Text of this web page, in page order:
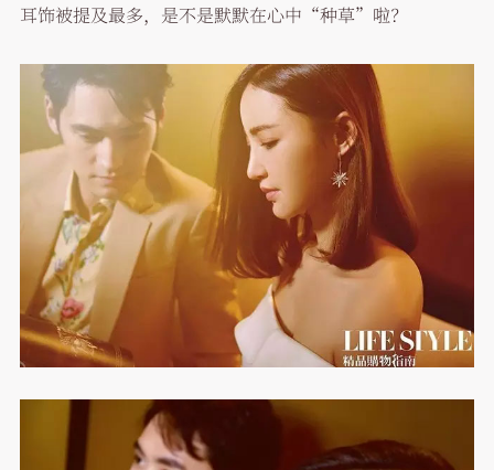
耳饰被提及最多，是不是默默在心中“种草”啦？